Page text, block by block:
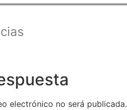
electrónico no será publicada.